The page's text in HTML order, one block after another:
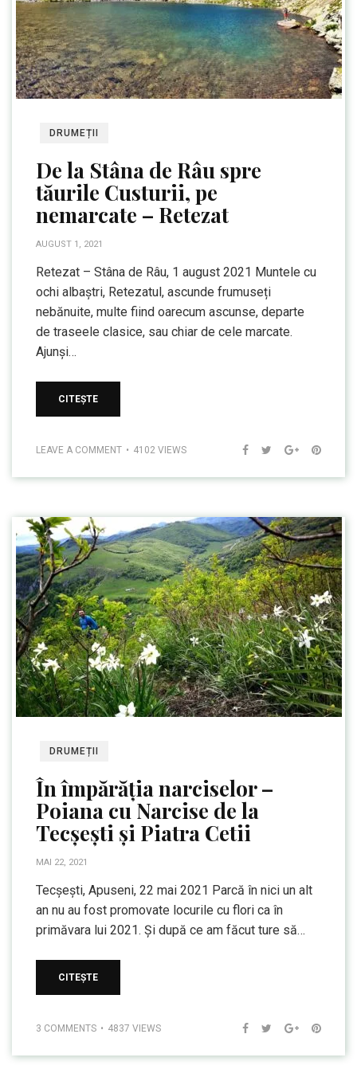
DRUMEȚII
De la Stâna de Râu spre
tăurile Custurii, pe
nemarcate – Retezat
AUGUST 1, 2021
Retezat – Stâna de Râu, 1 august 2021 Muntele cu
ochi albaștri, Retezatul, ascunde frumuseți
nebănuite, multe fiind oarecum ascunse, departe
de traseele clasice, sau chiar de cele marcate.
Ajunși…
CITEȘTE
LEAVE A COMMENT 4102 VIEWS
DRUMEȚII
În împărăția narciselor –
Poiana cu Narcise de la
Tecșești și Piatra Cetii
MAI 22, 2021
Tecșești, Apuseni, 22 mai 2021 Parcă în nici un alt
an nu au fost promovate locurile cu flori ca în
primăvara lui 2021. Și după ce am făcut ture să…
CITEȘTE
3 COMMENTS 4837 VIEWS